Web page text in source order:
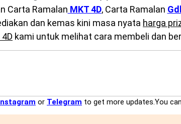
Carta Ramalan MKT 4D, Carta Ramalan
dan kemas kini masa nyata harga
kami untuk melihat cara membeli dan
or Telegram to get more updates.You